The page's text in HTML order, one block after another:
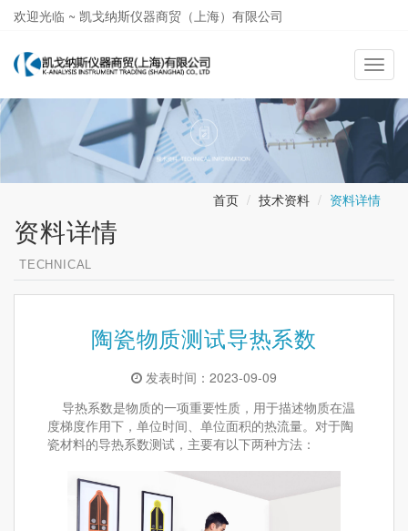
欢迎光临 ~ 凯戈纳斯仪器商贸（上海）有限公司
导
航
切
换
首页 技术资料 资料详情
资料详情
TECHNICAL
陶瓷物质测试导热系数
发表时间：2023-09-09
导热系数是物质的一项重要性质，用于描述物质在温
度梯度作用下，单位时间、单位面积的热流量。对于陶
瓷材料的导热系数测试，主要有以下两种方法：